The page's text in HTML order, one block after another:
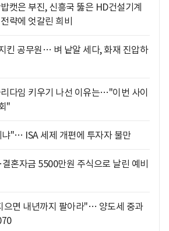
캣은 부진, 신흥국 뚫은 HD건설기계
략에 엇갈린 희비
킨 공무원… 벼 낱알 세다, 화재 진압하
다임 키우기 나선 이유는…"이번 사이
"
"… ISA 세제 개편에 투자자 불만
혼자금 5500만원 주식으로 날린 예비
으면 내년까지 팔아라"… 양도세 중과